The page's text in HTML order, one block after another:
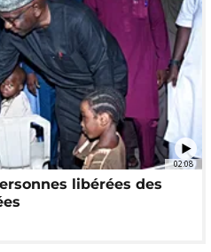
02:08
libérées des